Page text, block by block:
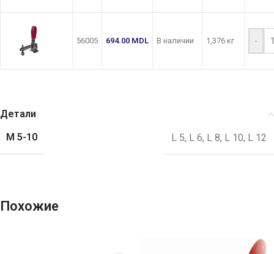
56005 694.00 MDL В наличии 1,376 кг -
Детали
M 5-10
L 5, L 6, L 8, L 10, L 12
Похожие